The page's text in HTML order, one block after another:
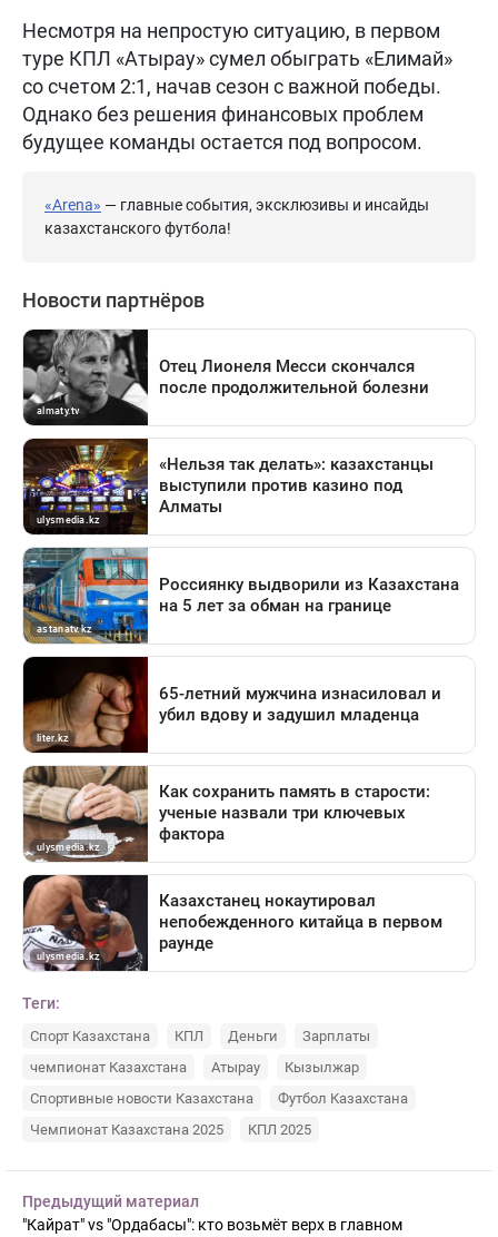
Несмотря на непростую ситуацию, в первом
туре КПЛ «Атырау» сумел обыграть «Елимай»
со счетом 2:1, начав сезон с важной победы.
Однако без решения финансовых проблем
будущее команды остается под вопросом.
«Arena» — главные события, эксклюзивы и инсайды
казахстанского футбола!
Теги:
Спорт Казахстана КПЛ Деньги
Зарплаты
чемпионат Казахстана
Атырау
Кызылжар
Спортивные новости Казахстана
Футбол Казахстана
Чемпионат Казахстана 2025
КПЛ 2025
Предыдущий материал
"Кайрат" vs "Ордабасы": кто возьмёт верх в главном